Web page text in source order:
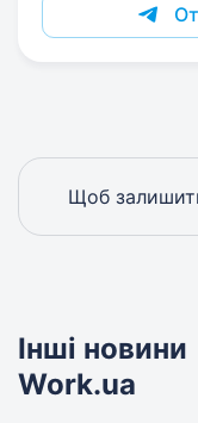
Щоб
Інші новини
Work.ua